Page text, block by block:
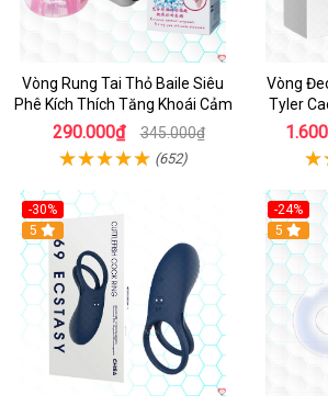
Vòng Rung Tai Thỏ Baile Siêu
Phê Kích Thích Tăng Khoái Cảm
290.000₫ 345.000₫
(652)
Vòng
Tyler
Mạnh
-30%
Hot
5
-24%
5